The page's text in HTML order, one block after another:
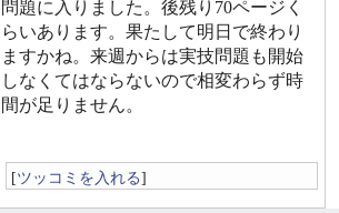
問題に入りました。後残り70ページく
らいあります。果たして明日で終わり
ますかね。来週からは実技問題も開始
しなくてはならないので相変わらず時
間が足りません。
[ツッコミを入れる]